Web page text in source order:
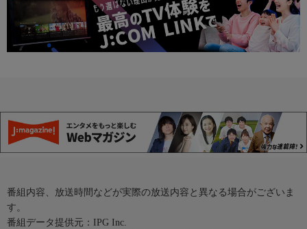
番組内容、放送時間などが実際の放送内容と異なる場合がございま
す。
番組データ提供元：IPG Inc.